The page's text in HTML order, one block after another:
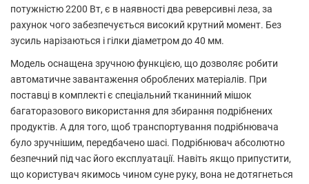
потужністю 2200 Вт, є в наявності два реверсивні леза, за
рахунок чого забезпечується високий крутний момент. Без
зусиль нарізаються і гілки діаметром до 40 мм.
Модель оснащена зручною функцією, що дозволяє робити
автоматичне завантаження оброблених матеріалів. При
поставці в комплекті є спеціальний тканинний мішок
багаторазового використання для збирання подрібнених
продуктів. А для того, щоб транспортування подрібнювача
було зручнішим, передбачено шасі. Подрібнювач абсолютно
безпечний під час його експлуатації. Навіть якщо припустити,
що користувач якимось чином суне руку, вона не дотягнеться